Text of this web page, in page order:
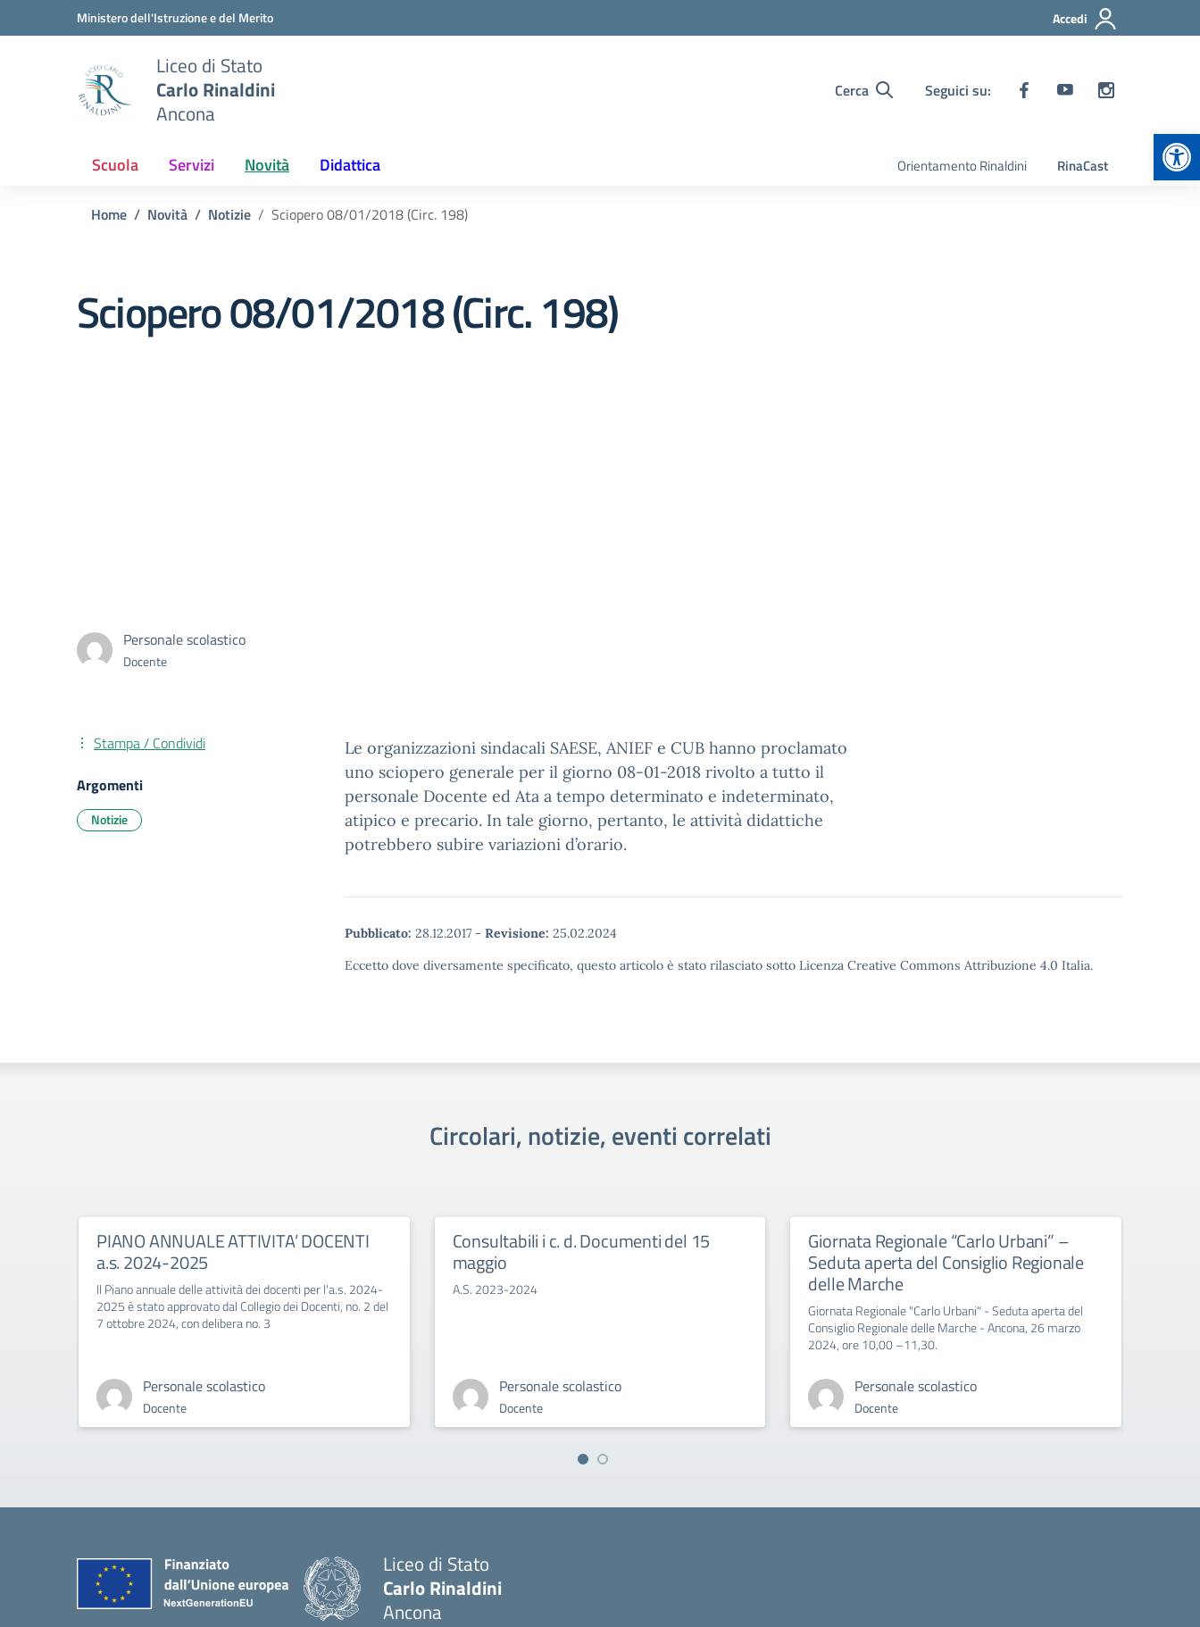
Vai ai contenuti
Vai al menu di navigazioneMinistero dell'Istruzione e del Merito Accedi
Liceo di Stato
Carlo Rinaldini
Ancona
Cerca Seguici su:
Scuola Servizi Novità Didattica Orientamento Rinaldini RinaCast
Home Novità Notizie Sciopero 08/01/2018 (Circ. 198)
Sciopero 08/01/2018 (Circ. 198)
Personale scolastico
Docente
Le organizzazioni sindacali SAESE, ANIEF e CUB hanno proclamato
uno sciopero generale per il giorno 08-01-2018 rivolto a tutto il
personale Docente ed Ata a tempo determinato e indeterminato,
atipico e precario. In tale giorno, pertanto, le attività didattiche
potrebbero subire variazioni d’orario.
Pubblicato: 28.12.2017 - Revisione: 25.02.2024
Eccetto dove diversamente specificato, questo articolo è stato rilasciato sotto Licenza Creative Commons Attribuzione 4.0 Italia.
Stampa / Condividi
Argomenti
Notizie
Circolari, notizie, eventi correlati
PIANO ANNUALE ATTIVITA’ DOCENTI
a.s. 2024-2025
Il Piano annuale delle attività dei docenti per l'a.s. 2024-
2025 è stato approvato dal Collegio dei Docenti, no. 2 del
7 ottobre 2024, con delibera no. 3
Personale scolastico
Docente
Consultabili i c. d. Documenti del 15
maggio
A.S. 2023-2024
Personale scolastico
Docente
Giornata Regionale “Carlo Urbani” –
Seduta aperta del Consiglio Regionale
delle Marche
Giornata Regionale "Carlo Urbani" - Seduta aperta del
Consiglio Regionale delle Marche - Ancona, 26 marzo
2024, ore 10,00 –11,30.
Personale scolastico
Docente
Liceo di Stato
Carlo Rinaldini
Ancona